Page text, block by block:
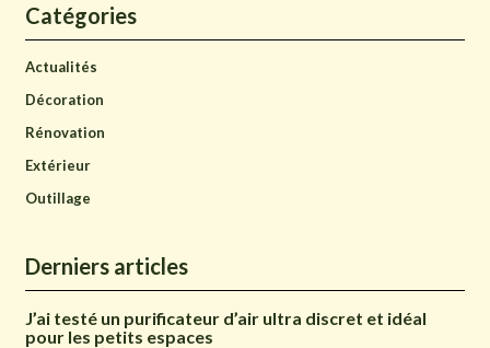
Catégories
Actualités
Décoration
Rénovation
Extérieur
Outillage
Derniers articles
J’ai testé un purificateur d’air ultra discret et idéal
pour les petits espaces